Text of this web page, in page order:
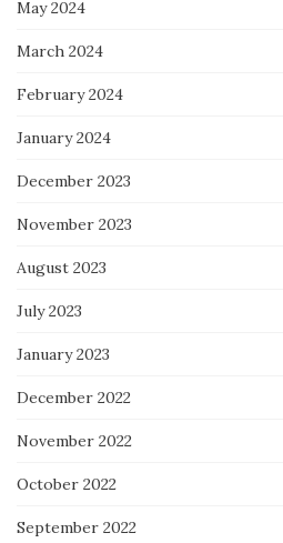
May 2024
March 2024
February 2024
January 2024
December 2023
November 2023
August 2023
July 2023
January 2023
December 2022
November 2022
October 2022
September 2022